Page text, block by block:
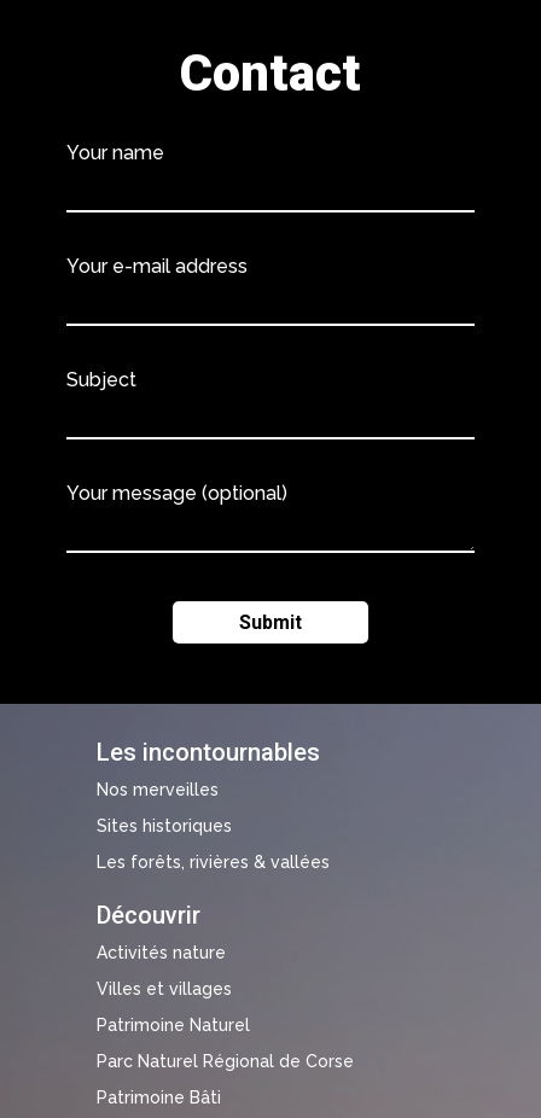
Les incontournables
Nos merveilles
Sites historiques
Les forêts, rivières & vallées
Découvrir
Activités nature
Villes et villages
Patrimoine Naturel
Parc Naturel Régional de Corse
Patrimoine Bâti
Contact
Your name
Your e-mail address
Subject
Your message (optional)